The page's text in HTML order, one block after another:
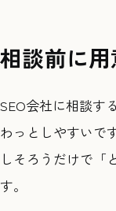
相談前に
SEO会社に相談す
わっとしやすいで
しそろうだけで「
す。